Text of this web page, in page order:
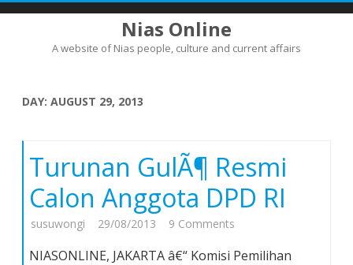
Nias Online
A website of Nias people, culture and current affairs
DAY: AUGUST 29, 2013
Turunan GulÃ¶ Resmi
Calon Anggota DPD RI
susuwongi 29/08/2013 9 Comments
NIASONLINE, JAKARTA â€“ Komisi Pemilihan